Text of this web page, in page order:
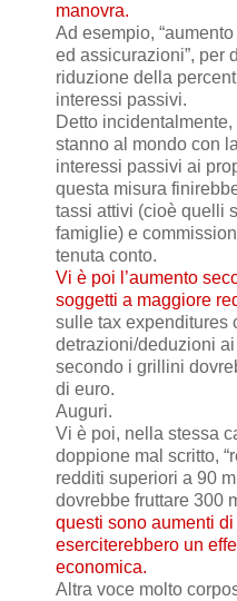
manovra.
Ad esempio,
ed assicurazioni”, per
riduzione della
interessi passivi.
Detto
stanno al mondo con
interessi passivi ai
questa misura
tassi attivi (cioè quelli
famiglie) e
tenuta conto.
Vi è poi l’aumento
soggetti a maggiore
sulle tax expenditures
detrazioni/deduzioni
secondo i grillini
di euro.
Auguri.
Vi è poi, nella stessa
doppione mal scritto,
redditi superiori a 90
dovrebbe fruttare 300
questi sono aumenti
eserciterebbero un
economica.
Altra voce molto